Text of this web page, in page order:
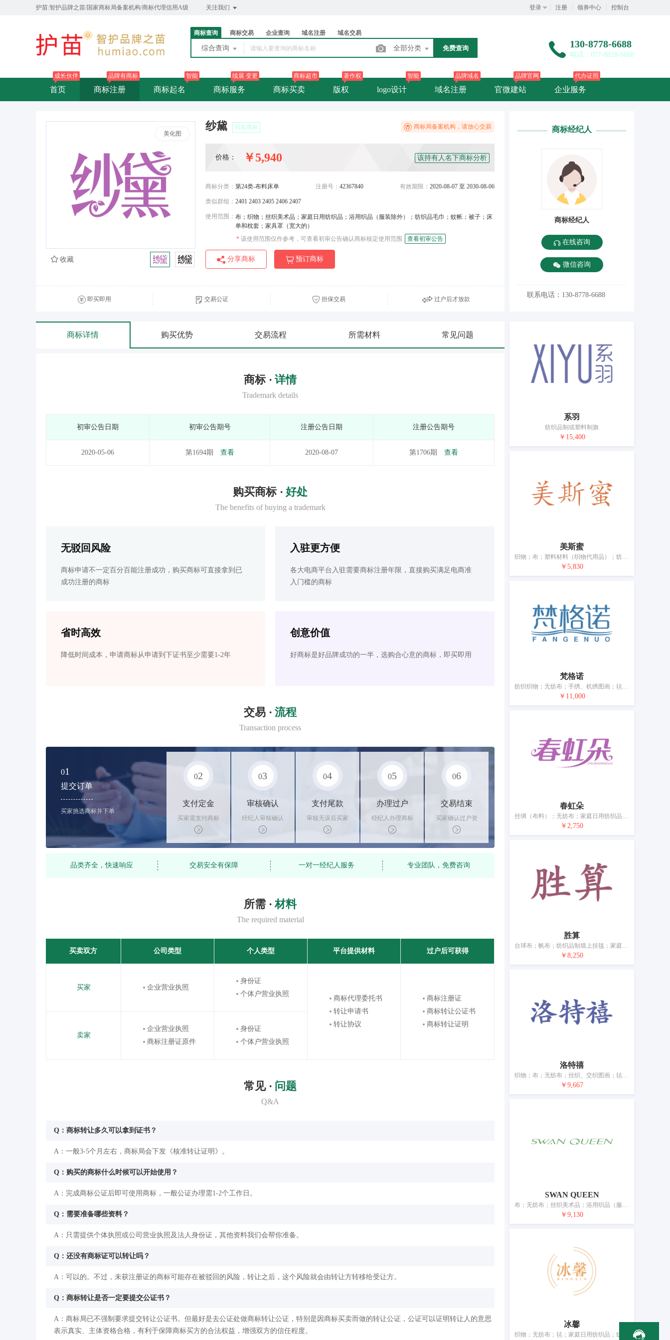
护苗:智护品牌之苗/国家商标局备案机构/商标代理信用A级 关注我们 登录 注册 领券中心 控制台
商标查询 商标交易 企业查询 域名注册 域名交易
综合查询 全部分类 免费查询 130-8778-6688
电话：077-8818-6688
首页
成长伙伴
商标注册
品牌有商标
商标起名
智能
商标服务
续展 变更
商标买卖
商标超市
版权
著作权
logo设计
智能
域名注册
品牌域名
官微建站
品牌官网
企业服务
代办证照
美化图
纱黛 同名商标 商标局备案机构，请放心交易
价格： ￥5,940 该持有人名下商标分析
商标分类： 第24类-布料床单 注册号： 42367840 有效期限： 2020-08-07 至 2030-08-06
类似群组： 2401 2403 2405 2406 2407
使用范围： 布；织物；丝织美术品；家庭日用纺织品；浴用织品（服装除外）；纺织品毛巾；蚊帐；被子；床
单和枕套；家具罩（宽大的）
* 该使用范围仅作参考，可查看初审公告确认商标核定使用范围 查看初审公告
分享商标 预订商标
收藏
即买即用 交易公证 担保交易 过户后才放款
商标详情 购买优势 交易流程 所需材料 常见问题
商标 · 详情
Trademark details
初审公告日期 初审公告期号 注册公告日期 注册公告期号
2020-05-06 第1694期 查看 2020-08-07 第1706期 查看
购买商标 · 好处
The benefits of buying a trademark
无驳回风险
商标申请不一定百分百能注册成功，购买商标可直接拿到已
成功注册的商标
入驻更方便
各大电商平台入驻需要商标注册年限，直接购买满足电商准
入门槛的商标
省时高效
降低时间成本，申请商标从申请到下证书至少需要1-2年
创意价值
好商标是好品牌成功的一半，选购合心意的商标，即买即用
交易 · 流程
Transaction process
01
提交订单
买家挑选商标并下单
02
支付定金
买家需支付商标
标价的10%的购
买订金
03
审核确认
经纪人审核确认
商标状态
04
支付尾款
审核无误后买家
支付尾款，卖家
办理相关手续
05
办理过户
经纪人办理商标
转让手续，交付
相关证书
06
交易结束
买家确认过户资
料后，平台解冻
资金支付卖家
品类齐全，快速响应 交易安全有保障 一对一经纪人服务 专业团队，免费咨询
所需 · 材料
The required material
买卖双方 公司类型 个人类型 平台提供材料 过户后可获得
买家 企业营业执照
身份证
个体户营业执照
商标代理委托书
转让申请书
转让协议
商标注册证
商标转让公证书
商标转让证明
卖家
企业营业执照
商标注册证原件
身份证
个体户营业执照
常见 · 问题
Q&A
Q：商标转让多久可以拿到证书？
A：一般3-5个月左右，商标局会下发《核准转让证明》。
Q：购买的商标什么时候可以开始使用？
A：完成商标公证后即可使用商标，一般公证办理需1-2个工作日。
Q：需要准备哪些资料？
A：只需提供个体执照或公司营业执照及法人身份证，其他资料我们会帮你准备。
Q：还没有商标证可以转让吗？
A：可以的。不过，未获注册证的商标可能存在被驳回的风险，转让之后，这个风险就会由转让方转移给受让方。
Q：商标转让是否一定要提交公证书？
A：商标局已不强制要求提交转让公证书。但最好是去公证处做商标转让公证，特别是因商标买卖而做的转让公证，公证可以证明转让人的意思
表示真实、主体资格合格，有利于保障商标买方的合法权益，增强双方的信任程度。
商标经纪人
商标经纪人
在线咨询
微信咨询
联系电话：130-8778-6688
系羽
纺织品制或塑料制旗
￥15,400
美斯蜜
织物；布；塑料材料（织物代用品）；纺织品制壁挂；毡；家庭日用纺织品；床单和枕套；家具遮盖物；门帘；纺织品制或塑料制横幅
￥5,830
梵格诺
纺织织物；无纺布；手绣、机绣图画；毡；家庭日用纺织品；纺织品毛巾；家养宠物用毯；婴儿床防撞围（床用织品）；桌布（非纸制）；纺织品制或塑料制浴帘
￥11,000
春虹朵
丝绸（布料）；无纺布；家庭日用纺织品；浴巾；毛巾；床单；被子；蚊帐；家具遮盖物；纺织品窗帘
￥2,750
胜算
台球布；帆布；纺织品制墙上挂毯；家庭日用纺织品；毛巾被；床罩；被罩；被子；门帘；餐桌用布（非纸制）
￥8,250
洛特禧
织物；布；无纺布；丝织、交织图画；毡；家庭日用纺织品；被子；床单；毛毯；家具遮盖物
￥9,667
SWAN QUEEN
布；无纺布；丝织美术品；浴用织品（服装除外）；纺织品洗脸巾；床单和枕套；被子；桌布（非纸制）；门帘；纺织品制或塑料制横幅
￥9,130
冰馨